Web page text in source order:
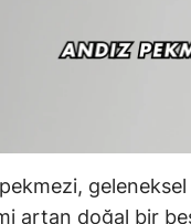
artan doğal bir